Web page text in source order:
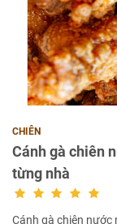
CHIÊN
Cánh gà chiên
từng nhà
Cánh gà chiên